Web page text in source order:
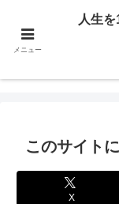
明日を切
人生を180度
このサイト
X
メニュー
人生